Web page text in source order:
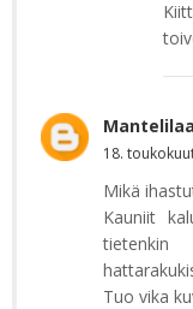
18.
Mikä
Kauniit
Tuo vika